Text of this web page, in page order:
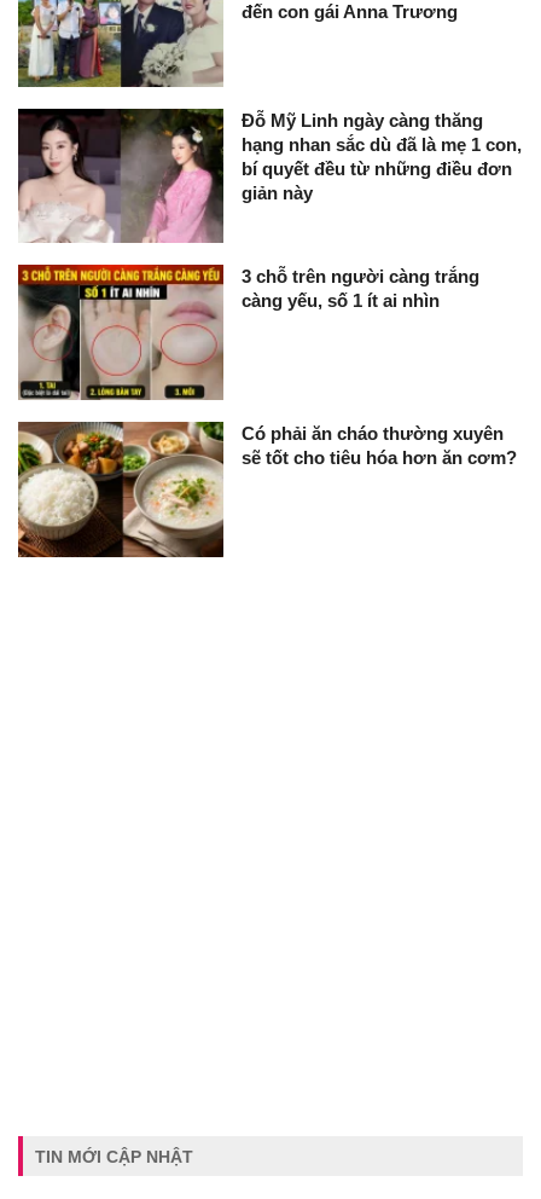
đến con gái Anna Trương
Đỗ Mỹ Linh ngày càng thăng
hạng nhan sắc dù đã là mẹ 1 con,
bí quyết đều từ những điều đơn
giản này
3 chỗ trên người càng trắng
càng yếu, số 1 ít ai nhìn
Có phải ăn cháo thường xuyên
sẽ tốt cho tiêu hóa hơn ăn cơm?
TIN MỚI CẬP NHẬT